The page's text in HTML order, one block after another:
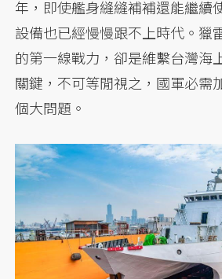
年，即使艦身縫縫補補還能繼續
設備也已經慢慢跟不上時代。獵
的第一線戰力，卻是維繫台灣海
關鍵，不可等閒視之，國軍必需
個大問題。